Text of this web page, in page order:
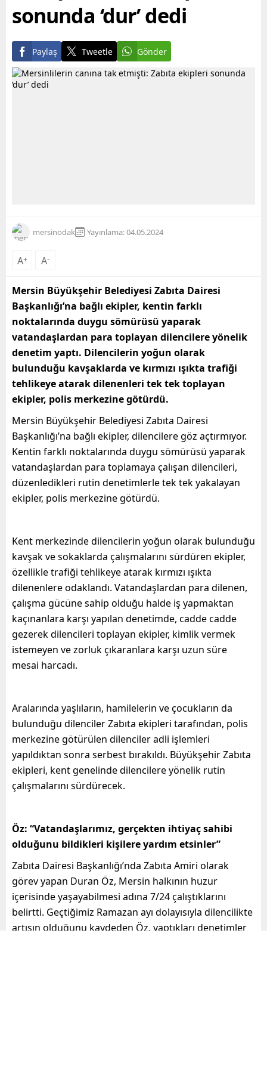
sonunda ‘dur’ dedi
Paylaş Tweetle Gönder
mersinodak Yayınlama: 04.05.2024
A+ A-
Mersin Büyükşehir Belediyesi Zabıta Dairesi
Başkanlığı’na bağlı ekipler, kentin farklı
noktalarında duygu sömürüsü yaparak
vatandaşlardan para toplayan dilencilere yönelik
denetim yaptı. Dilencilerin yoğun olarak
bulunduğu kavşaklarda ve kırmızı ışıkta trafiği
tehlikeye atarak dilenenleri tek tek toplayan
ekipler, polis merkezine götürdü.
Mersin Büyükşehir Belediyesi Zabıta Dairesi
Başkanlığı’na bağlı ekipler, dilencilere göz açtırmıyor.
Kentin farklı noktalarında duygu sömürüsü yaparak
vatandaşlardan para toplamaya çalışan dilencileri,
düzenledikleri rutin denetimlerle tek tek yakalayan
ekipler, polis merkezine götürdü.
Kent merkezinde dilencilerin yoğun olarak bulunduğu
kavşak ve sokaklarda çalışmalarını sürdüren ekipler,
özellikle trafiği tehlikeye atarak kırmızı ışıkta
dilenenlere odaklandı. Vatandaşlardan para dilenen,
çalışma gücüne sahip olduğu halde iş yapmaktan
kaçınanlara karşı yapılan denetimde, cadde cadde
gezerek dilencileri toplayan ekipler, kimlik vermek
istemeyen ve zorluk çıkaranlara karşı uzun süre
mesai harcadı.
Aralarında yaşlıların, hamilelerin ve çocukların da
bulunduğu dilenciler Zabıta ekipleri tarafından, polis
merkezine götürülen dilenciler adli işlemleri
yapıldıktan sonra serbest bırakıldı. Büyükşehir Zabıta
ekipleri, kent genelinde dilencilere yönelik rutin
çalışmalarını sürdürecek.
Öz: “Vatandaşlarımız, gerçekten ihtiyaç sahibi
olduğunu bildikleri kişilere yardım etsinler”
Zabıta Dairesi Başkanlığı’nda Zabıta Amiri olarak
görev yapan Duran Öz, Mersin halkının huzur
içerisinde yaşayabilmesi adına 7/24 çalıştıklarını
belirtti. Geçtiğimiz Ramazan ayı dolayısıyla dilencilikte
artışın olduğunu kaydeden Öz, yaptıkları denetimler